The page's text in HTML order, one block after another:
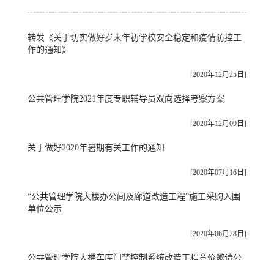
转发《关于切实做好岁末年初学校安全稳定和疫情防控工
作的通知》
[2020年12月25日]
公共管理学院2021年度专职辅导员双向选择考察方案
[2020年12月09日]
关于做好2020年暑期有关工作的通知
[2020年07月16日]
“公共管理学院大楼办公间及廊道改造工程”施工采购入围
单位公示
[2020年06月28日]
公共管理学院大楼车库门禁控制系统改造工程竞价邀请公